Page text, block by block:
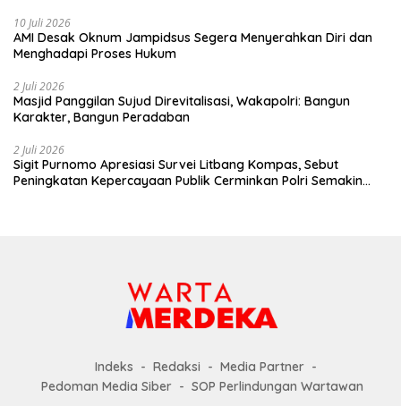
10 Juli 2026
AMI Desak Oknum Jampidsus Segera Menyerahkan Diri dan
Menghadapi Proses Hukum
2 Juli 2026
Masjid Panggilan Sujud Direvitalisasi, Wakapolri: Bangun
Karakter, Bangun Peradaban
2 Juli 2026
Sigit Purnomo Apresiasi Survei Litbang Kompas, Sebut
Peningkatan Kepercayaan Publik Cerminkan Polri Semakin
Indeks Redaksi
Media Partner
Pedoman Media Siber
SOP Perlindungan Wartawan